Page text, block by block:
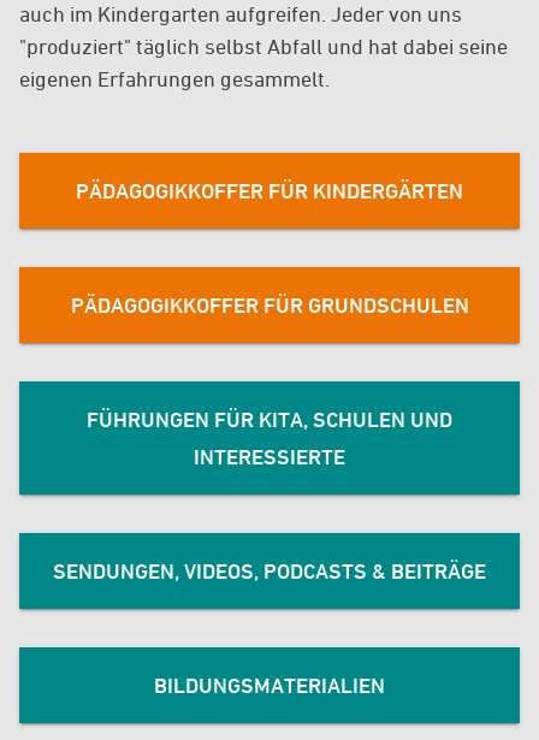
auch im Kindergarten aufgreifen. Jeder von uns
"produziert" täglich selbst Abfall und hat dabei seine
eigenen Erfahrungen gesammelt.
PÄDAGOGIKKOFFER FÜR KINDERGÄRTEN
PÄDAGOGIKKOFFER FÜR GRUNDSCHULEN
FÜHRUNGEN FÜR KITA, SCHULEN UND
INTERESSIERTE
SENDUNGEN, VIDEOS, PODCASTS & BEITRÄGE
BILDUNGSMATERIALIEN